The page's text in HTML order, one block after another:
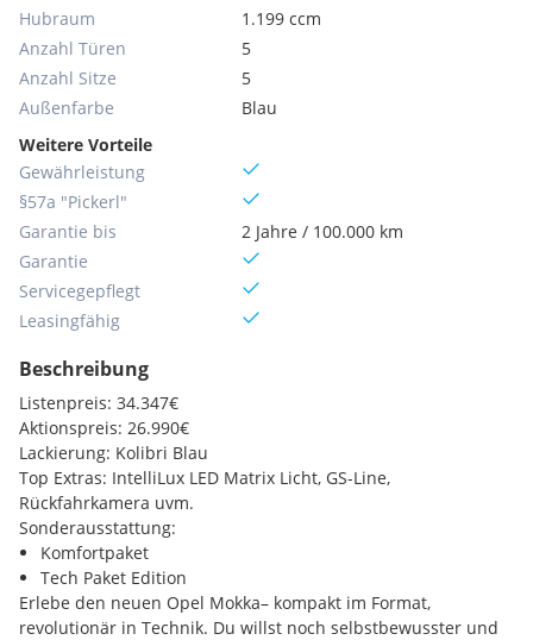
Hubraum
1.199 ccm
Anzahl Türen
5
Anzahl Sitze
5
Außenfarbe
Blau
Weitere Vorteile
Gewährleistung
§57a "Pickerl"
Garantie bis
2 Jahre / 100.000 km
Garantie
Servicegepflegt
Leasingfähig
Beschreibung
Listenpreis: 34.347€
Aktionspreis: 26.990€
Lackierung: Kolibri Blau
Top Extras: IntelliLux LED Matrix Licht, GS-Line,
Rückfahrkamera uvm.
Sonderausstattung:
Komfortpaket
Tech Paket Edition
Erlebe den neuen Opel Mokka– kompakt im Format,
revolutionär in Technik. Du willst noch selbstbewusster und